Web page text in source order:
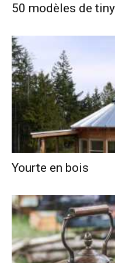
50 modèles de
Yourte en bois